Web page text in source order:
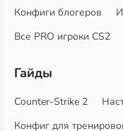
Конфиги блогеров
Все PRO игроки CS2
Гайды
Counter-Strike 2
Конфиг для